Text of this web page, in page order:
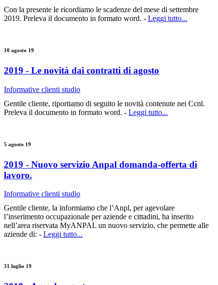
Con la presente le ricordiamo le scadenze del mese di settembre
2019. Preleva il documento in formato word. - Leggi tutto...
10 agosto 19
2019 - Le novità dai contratti di agosto
Informative clienti studio
Gentile cliente, riportiamo di seguito le novità contenute nei Ccnl.
Preleva il documento in formato word. - Leggi tutto...
5 agosto 19
2019 - Nuovo servizio Anpal domanda-offerta di
lavoro.
Informative clienti studio
Gentile cliente, la informiamo che l’Anpl, per agevolare
l’inserimento occupazionale per aziende e cittadini, ha inserito
nell’area riservata MyANPAL un nuovo servizio, che permette alle
aziende di: - Leggi tutto...
31 luglio 19